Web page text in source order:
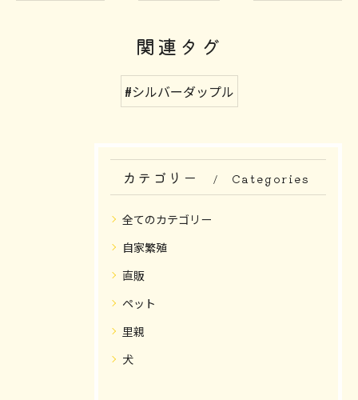
関連タグ
#シルバーダップル
カテゴリー Categories
全てのカテゴリー
自家繁殖
直販
ペット
里親
犬